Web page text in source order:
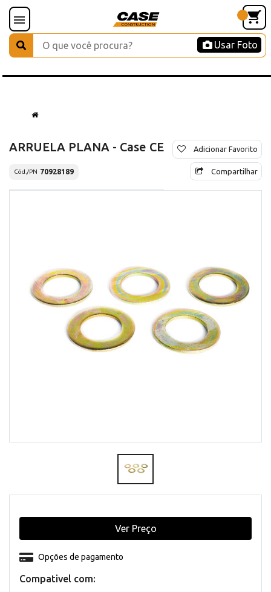
Usar Foto
ARRUELA PLANA - Case CE
Cód./PN 70928189
Adicionar Favorito
Compartilhar
Compativel com:
Opções de pagamento
Ver Preço